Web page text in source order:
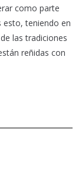
como parte
esto, teniendo en
las tradiciones
reñidas con